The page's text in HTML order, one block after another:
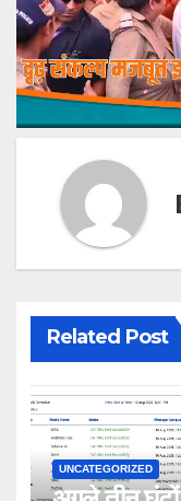
Related Post
UNCATEGORIZED